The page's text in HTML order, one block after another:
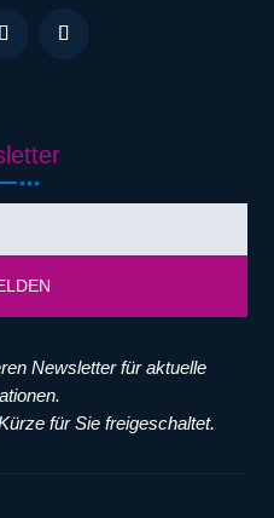
Newsletter für aktuelle
für Sie freigeschaltet.